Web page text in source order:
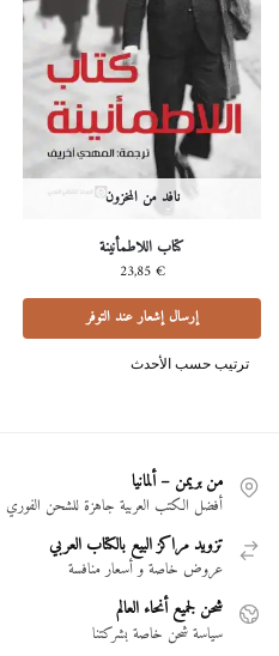
نافد من المخزون
كتاب اللاطمأنينة
23,85€
إرسال إشعار عند التوفر
من بريمن – ألمانيا
أفضل الكتب العربية جاهزة للشحن الفوري
تزويد مراكز البيع بالكتاب العربي
عروض خاصة و أسعار منافسة
شحن لجميع أنحاء العالم
سياسة شحن خاصة بشركتنا